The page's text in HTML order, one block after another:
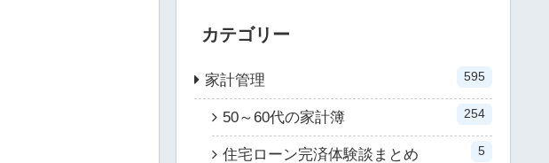
カテゴリー
家計管理 595
50～60代の家計簿 254
住宅ローン完済体験談まとめ 5